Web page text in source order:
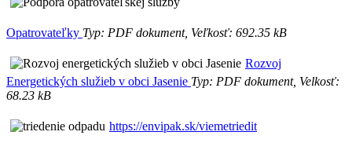
Opatrovateľky Typ: PDF dokument, Veľkosť: 692.35 kB
Rozvoj
Energetických služieb v obci Jasenie Typ: PDF dokument, Velkosť:
68.23 kB
https://envipak.sk/viemetriedit